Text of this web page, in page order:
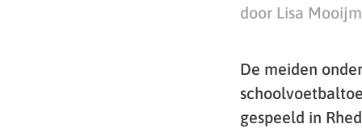
door Lisa
De meiden
gespeeld in